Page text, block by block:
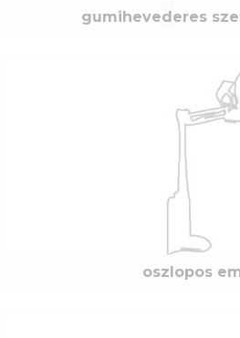
gumihevederes
oszlopos